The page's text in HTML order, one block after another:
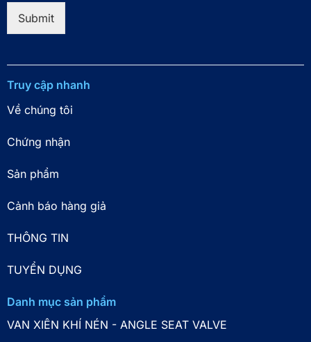
*
Submit
Truy cập nhanh
Về chúng tôi
Chứng nhận
Sản phẩm
Cảnh báo hàng giả
THÔNG TIN
TUYỂN DỤNG
Danh mục sản phẩm
VAN XIÊN KHÍ NÉN - ANGLE SEAT VALVE